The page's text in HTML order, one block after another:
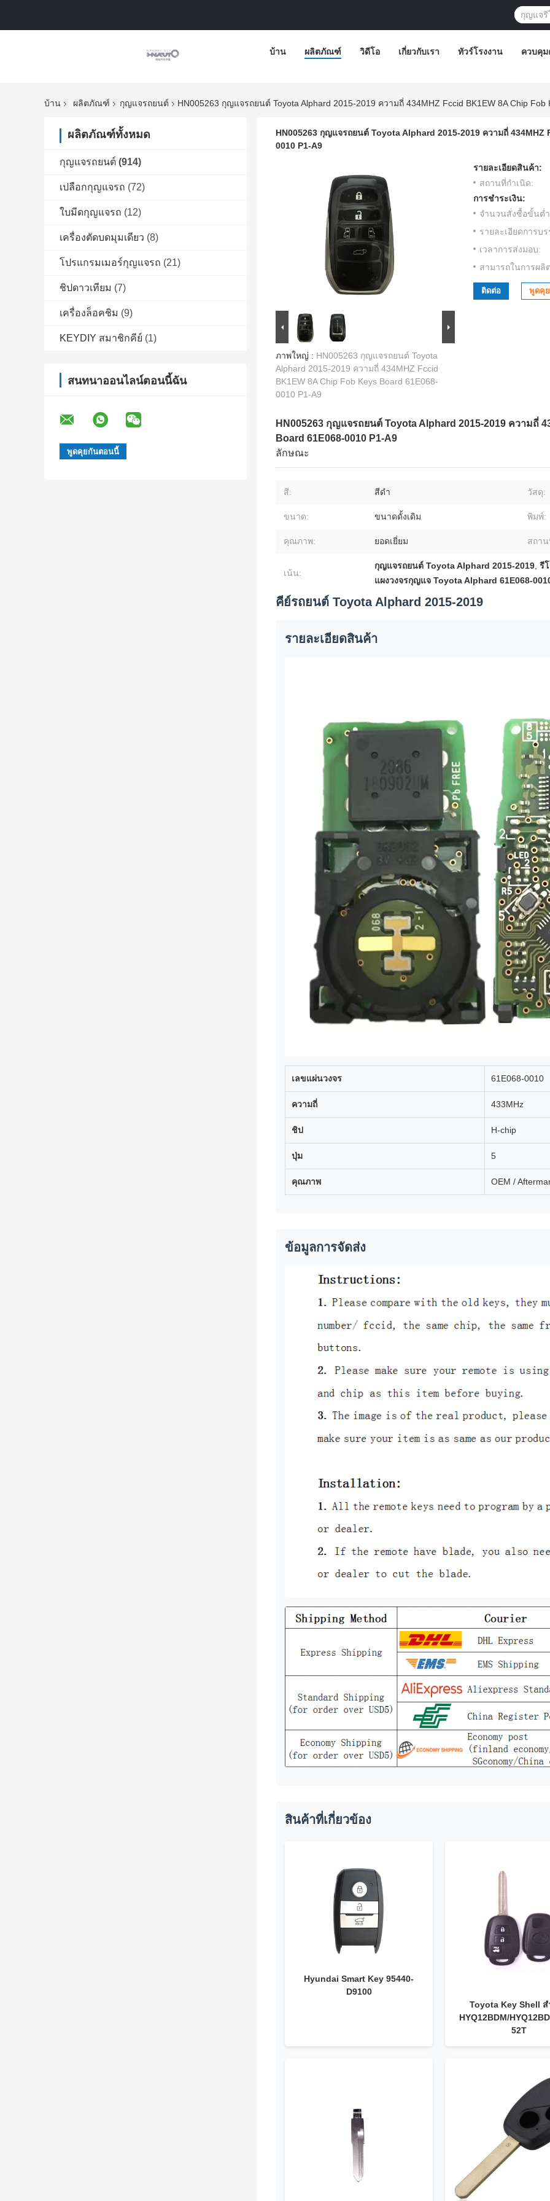
บ้าน ผลิตภัณฑ์ วิดีโอ เกี่ยวกับเรา ทัวร์โรงงาน ควบคุ
บ้าน ผลิตภัณฑ์ กุญแจรถยนต์ HN005263 กุญแจรถยนต์ Toyota Alphard 2015-2019 ความถี่ 434MHZ Fccid BK1EW 8A Chip Fob
ผลิตภัณฑ์ทั้งหมด
กุญแจรถยนต์ (914)
เปลือกกุญแจรถ (72)
ใบมีดกุญแจรถ (12)
เครื่องตัดบดมุมเดียว (8)
โปรแกรมเมอร์กุญแจรถ (21)
ชิปดาวเทียม (7)
เครื่องล็อคชิม (9)
KEYDIY สมาชิกคีย์ (1)
สนทนาออนไลน์ตอนนี้ฉัน
HN005263 กุญแจรถยนต์ Toyota Alphard 2015-2019 ความถี่
0010 P1-A9
ภาพใหญ่ : HN005263 กุญแจรถยนต์ Toyota
Alphard 2015-2019 ความถี่ 434MHZ Fccid
BK1EW 8A Chip Fob Keys Board 61E068-
0010 P1-A9
รายละเอียดสินค้า:
สถานที่กำเนิด:
การชำระเงิน:
จำนวนสั่งซื้อขั้นต่
รายละเอียดการบร
เวลาการส่งมอบ:
สามารถในการผลิ
ติดต่อ พูดคุ
HN005263 กุญแจรถยนต์ Toyota Alphard 2015-2019 ความถี่
Board 61E068-0010 P1-A9
ลักษณะ
สี: สีดำ วัสดุ:
ขนาด: ขนาดดั้งเดิม พิมพ์:
คุณภาพ: ยอดเยี่ยม สถา
เน้น:
กุญแจรถยนต์ Toyota Alphard 2015-2019, รี
แผงวงจรกุญแจ Toyota Alphard 61E068-
คีย์รถยนต์ Toyota Alphard 2015-2019
รายละเอียดสินค้า
เลขแผ่นวงจร 61E068-0010
ความถี่ 433MHz
ชิป H-chip
ปุ่ม 5
คุณภาพ OEM /
ข้อมูลการจัดส่ง
สินค้าที่เกี่ยวข้อง
Hyundai Smart Key 95440-
D9100
Toyota Key Shell สํ
HYQ12BDM/
52T